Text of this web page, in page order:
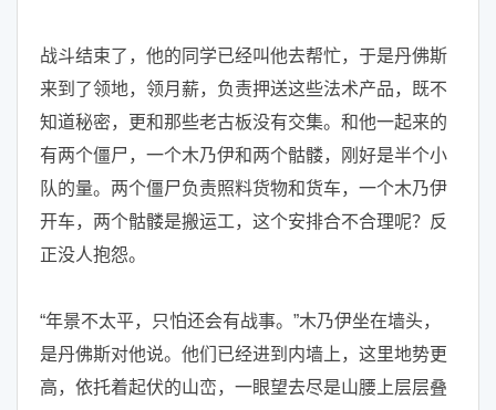
战斗结束了，他的同学已经叫他去帮忙，于是丹佛斯
来到了领地，领月薪，负责押送这些法术产品，既不
知道秘密，更和那些老古板没有交集。和他一起来的
有两个僵尸，一个木乃伊和两个骷髅，刚好是半个小
队的量。两个僵尸负责照料货物和货车，一个木乃伊
开车，两个骷髅是搬运工，这个安排合不合理呢？反
正没人抱怨。
“年景不太平，只怕还会有战事。”木乃伊坐在墙头，
是丹佛斯对他说。他们已经进到内墙上，这里地势更
高，依托着起伏的山峦，一眼望去尽是山腰上层层叠